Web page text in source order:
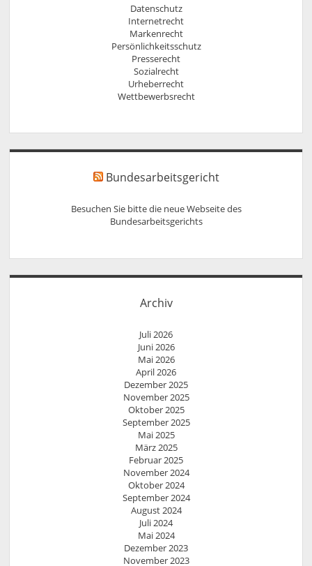
Datenschutz
Internetrecht
Markenrecht
Persönlichkeitsschutz
Presserecht
Sozialrecht
Urheberrecht
Wettbewerbsrecht
Bundesarbeitsgericht
Besuchen Sie bitte die neue Webseite des
Bundesarbeitsgerichts
Archiv
Juli 2026
Juni 2026
Mai 2026
April 2026
Dezember 2025
November 2025
Oktober 2025
September 2025
Mai 2025
März 2025
Februar 2025
November 2024
Oktober 2024
September 2024
August 2024
Juli 2024
Mai 2024
Dezember 2023
November 2023